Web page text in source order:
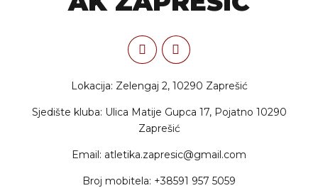
Lokacija: Zelengaj 2, 10290 Zaprešić
Sjedište kluba: Ulica Matije Gupca 17, Pojatno 10290
Zaprešić
Email: atletika.zapresic@gmail.com
Broj mobitela: +38591 957 5059